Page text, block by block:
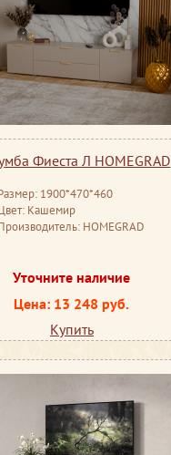
Фиеста Л HOMEGRAD
1900*470*460
Кашемир
HOMEGRAD
Уточните наличие
Цена: 13 248 руб.
Купить